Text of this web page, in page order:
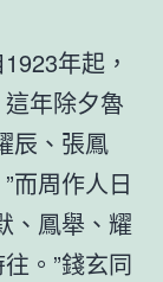
年起，
年除夕魯
辰、張鳳
而周作人日
、鳳舉、耀
。”錢玄同